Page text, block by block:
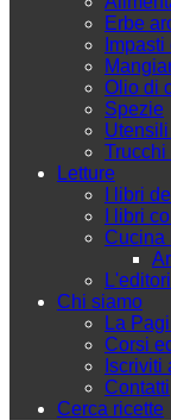
Erbe
Olio di
Spezie
Trucchi
Letture
I libri
I libri
Cucina
Chi siamo
La
Corsi
Iscriviti
Contatti
Cerca ricette